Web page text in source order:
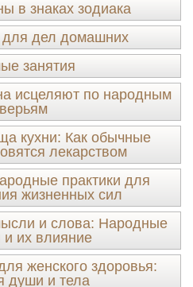
в знаках зодиака
дел домашних
занятия
исцеляют по народным
кухни: Как обычные
лекарством
практики для
жизненных сил
и слова: Народные
и их влияние
женского здоровья:
души и тела